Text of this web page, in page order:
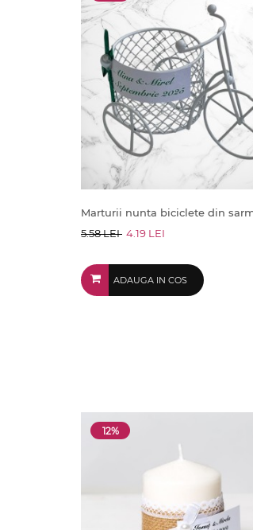
Marturii nunta biciclete din
5.58 LEI 4.19 LEI
ADAUGA IN COS
12%